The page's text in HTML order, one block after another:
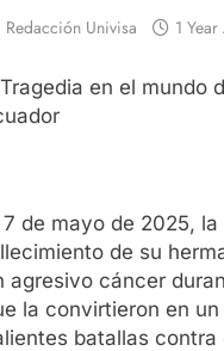
Redacción Univisa 1
7 de mayo de 2025,
de su
agresivo cáncer
la convirtieron en
batallas contra